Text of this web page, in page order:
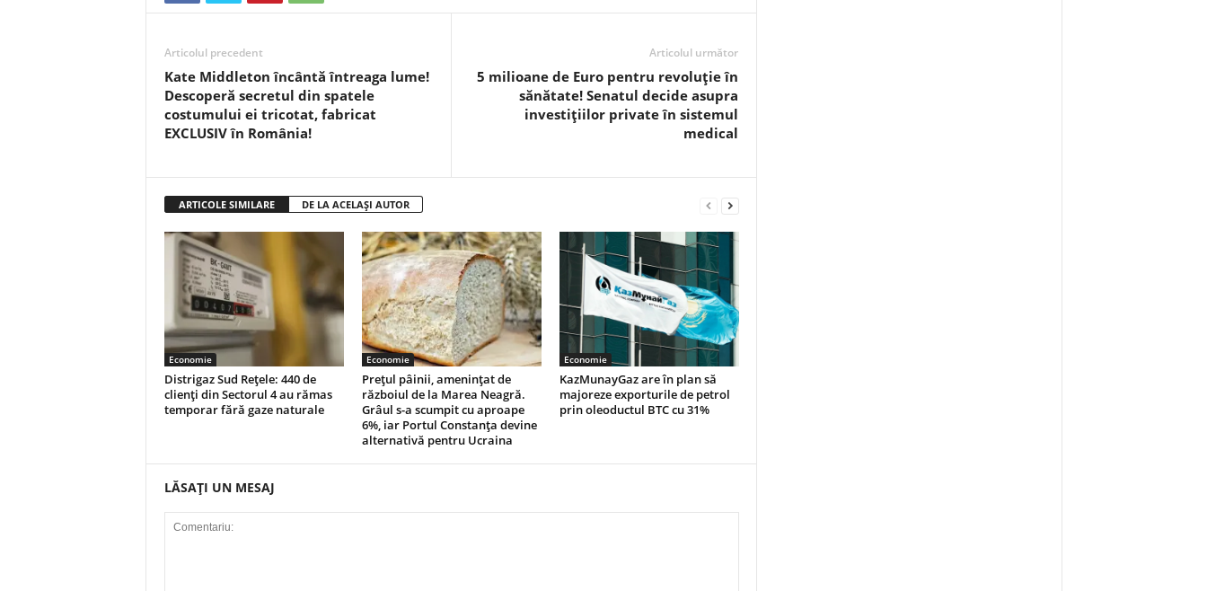
Articolul precedent
Kate Middleton încântă întreaga lume!
Descoperă secretul din spatele
costumului ei tricotat, fabricat
EXCLUSIV în România!
Articolul următor
5 milioane de Euro pentru revoluție în
sănătate! Senatul decide asupra
investițiilor private în sistemul
medical
ARTICOLE SIMILARE DE LA ACELAȘI AUTOR
Economie
Distrigaz Sud Rețele: 440 de
clienți din Sectorul 4 au rămas
temporar fără gaze naturale
Economie
Prețul pâinii, amenințat de
războiul de la Marea Neagră.
Grâul s-a scumpit cu aproape
6%, iar Portul Constanța devine
alternativă pentru Ucraina
Economie
KazMunayGaz are în plan să
majoreze exporturile de petrol
prin oleoductul BTC cu 31%
LĂSAȚI UN MESAJ